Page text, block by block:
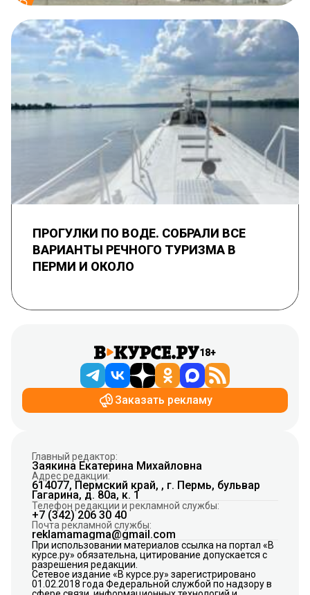
ПРОГУЛКИ ПО ВОДЕ. СОБРАЛИ ВСЕ
ВАРИАНТЫ РЕЧНОГО ТУРИЗМА В
ПЕРМИ И ОКОЛО
18+
Заказать рекламу
Главный редактор:
Заякина Екатерина Михайловна
Адрес редакции:
614077, Пермский край, , г. Пермь, бульвар
Гагарина, д. 80а, к. 1
Телефон редакции и рекламной службы:
+7 (342) 206 30 40
Почта рекламной службы:
reklamamagma@gmail.com
При использовании материалов ссылка на портал «В
курсе.ру» обязательна, цитирование допускается с
разрешения редакции.
Сетевое издание «В курсе.ру» зарегистрировано
01.02.2018 года Федеральной службой по надзору в